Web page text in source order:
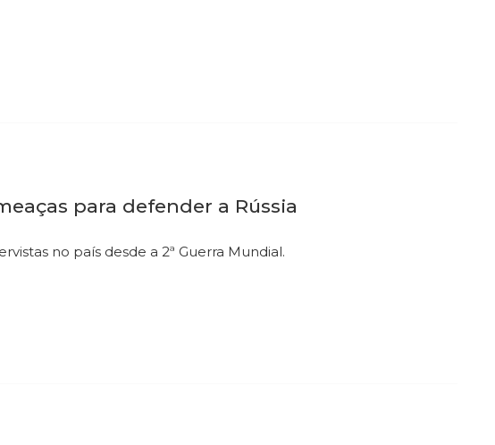
para defender a Rússia
no país desde a 2ª Guerra Mundial.